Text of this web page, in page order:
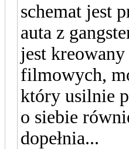
schemat jest
auta z
jest
filmowych,
który usilnie
o siebie
dopełnia...